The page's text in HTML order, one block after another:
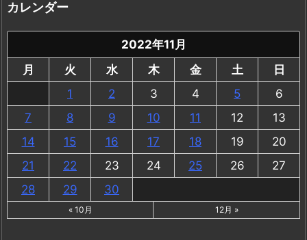
カレンダー
2022年11月
月
火 水 木 金 土
日
1
2 3 4 5
6
7
8 9 10 11 12
13
14
15 16 17 18 19
20
21
22 23 24 25 26
27
28
29 30
« 10月 12月 »